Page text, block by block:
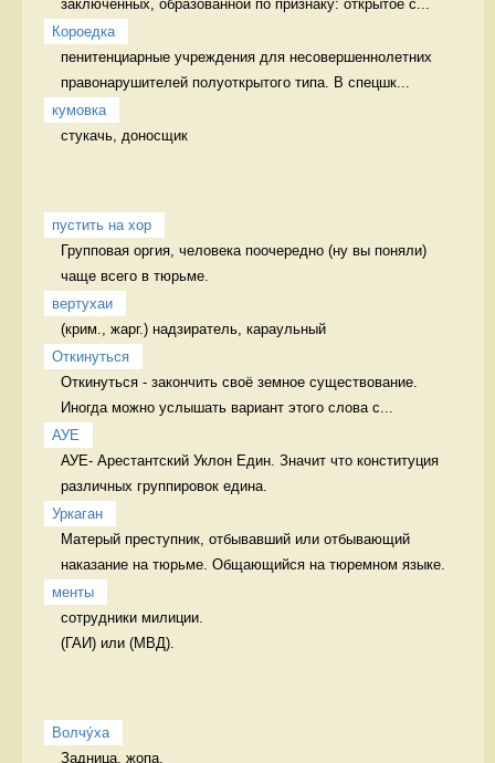
заключенных, образованной по признаку: открытое с...
Короедка
пенитенциарные учреждения для несовершеннолетних
правонарушителей полуоткрытого типа. В спецшк...
кумовка
стукачь, доносщик
пустить на хор
Групповая оргия, человека поочередно (ну вы поняли)
чаще всего в тюрьме.
вертухаи
(крим., жарг.) надзиратель, караульный
Откинуться
Откинуться - закончить своё земное существование.
Иногда можно услышать вариант этого слова с...
АУЕ
АУЕ- Арестантский Уклон Един. Значит что конституция
различных группировок едина.
Уркаган
Матерый преступник, отбывавший или отбывающий
наказание на тюрьме. Общающийся на тюремном языке.
менты
сотрудники милиции.
(ГАИ) или (МВД).
Волчу́ха
Задница, жопа.